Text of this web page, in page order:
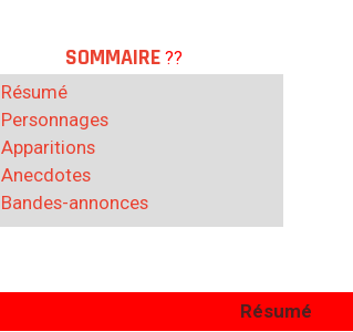
SOMMAIRE ??
Résumé
Personnages
Apparitions
Anecdotes
Bandes-annonces
Résumé